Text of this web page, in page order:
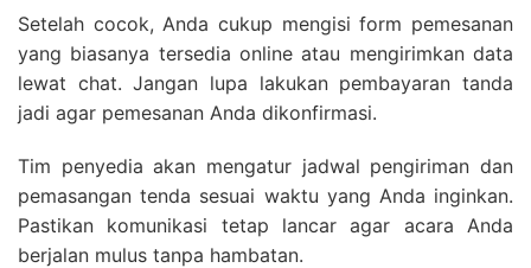
Setelah cocok, Anda cukup mengisi form pemesanan
yang biasanya tersedia online atau mengirimkan data
lewat chat. Jangan lupa lakukan pembayaran tanda
jadi agar pemesanan Anda dikonfirmasi.
Tim penyedia akan mengatur jadwal pengiriman dan
pemasangan tenda sesuai waktu yang Anda inginkan.
Pastikan komunikasi tetap lancar agar acara Anda
berjalan mulus tanpa hambatan.